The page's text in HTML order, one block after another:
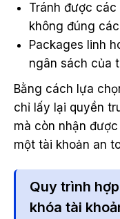
Tránh được
không đúng
Packages linh
ngân sách của
Bằng cách lựa
chỉ lấy lại quyền
mà còn nhận
một tài khoản an
Quy trình
khóa tài